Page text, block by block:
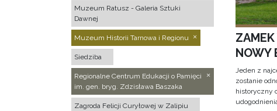
Muzeum Ratusz - Galeria Sztuki
Dawnej
Muzeum Historii Tarnowa i Regionu
Siedziba
Regionalne Centrum Edukacji o Pamięci
im. gen. bryg. Zdzisława Baszaka
Zagroda Felicji Curyłowej w Zalipiu
NOWY
Jeden z
zostanie
historyczny